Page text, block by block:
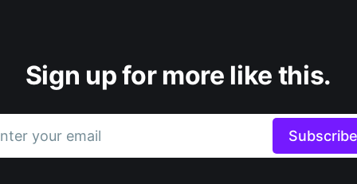
Sign up for more like this.
your email Subscribe